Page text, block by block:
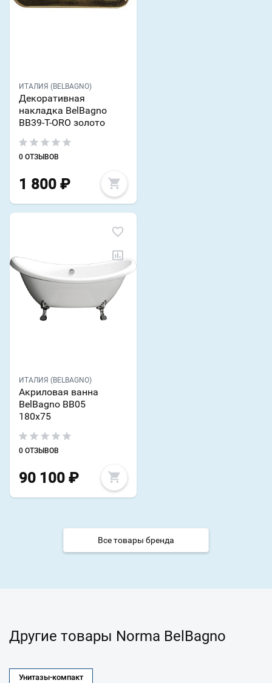
ИТАЛИЯ (BELBAGNO)
Декоративная
накладка BelBagno
BB39-T-ORO золото
0 ОТЗЫВОВ
1 800 ₽
ИТАЛИЯ (BELBAGNO)
Акриловая ванна
BelBagno BB05
180х75
0 ОТЗЫВОВ
90 100 ₽
Все товары бренда
Другие товары Norma BelBagno
Унитазы-компакт